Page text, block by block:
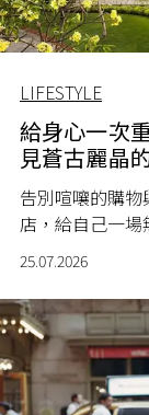
LIFESTYLE
給身心一次
見蒼古麗晶
告別喧嚷的購
店，給自己一場
25.07.2026